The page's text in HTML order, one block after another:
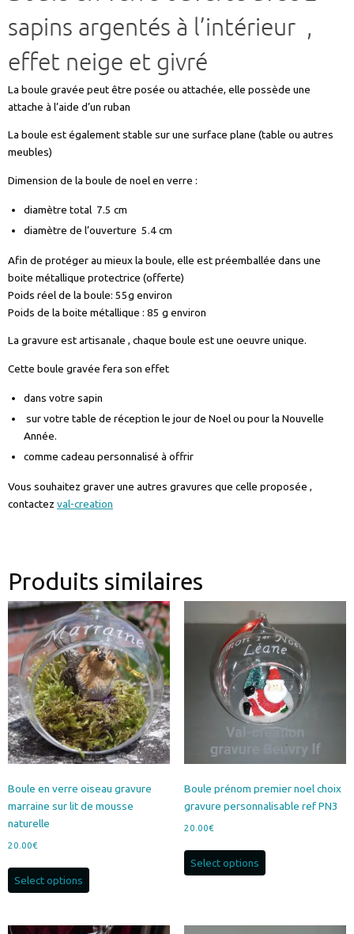
sapins argentés à l’intérieur ,
effet neige et givré
La boule gravée peut être posée ou attachée, elle possède une
attache à l’aide d’un ruban
La boule est également stable sur une surface plane (table ou autres
meubles)
Dimension de la boule de noel en verre :
diamètre total 7.5 cm
diamètre de l’ouverture 5.4 cm
Afin de protéger au mieux la boule, elle est préemballée dans une
boite métallique protectrice (offerte)
Poids réel de la boule: 55g environ
Poids de la boite métallique : 85 g environ
La gravure est artisanale , chaque boule est une oeuvre unique.
Cette boule gravée fera son effet
dans votre sapin
sur votre table de réception le jour de Noel ou pour la Nouvelle
Année.
comme cadeau personnalisé à offrir
Vous souhaitez graver une autres gravures que celle proposée ,
contactez val-creation
Produits similaires
Boule en verre oiseau gravure
marraine sur lit de mousse
naturelle
20.00€
Select options
Boule prénom premier noel choix
gravure personnalisable ref PN3
20.00€
Select options